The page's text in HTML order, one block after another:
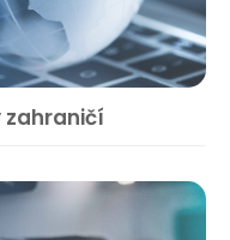
zahraničí